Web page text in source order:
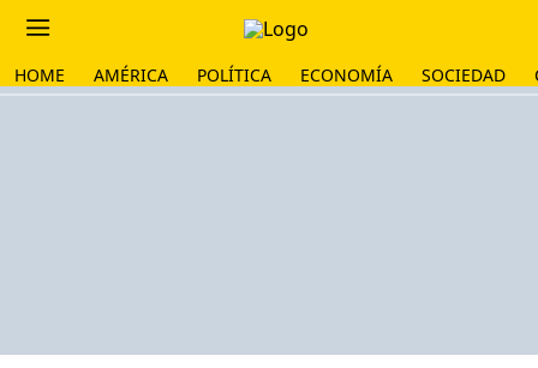
HOME AMÉRICA POLÍTICA ECONOMÍA SOCIEDAD